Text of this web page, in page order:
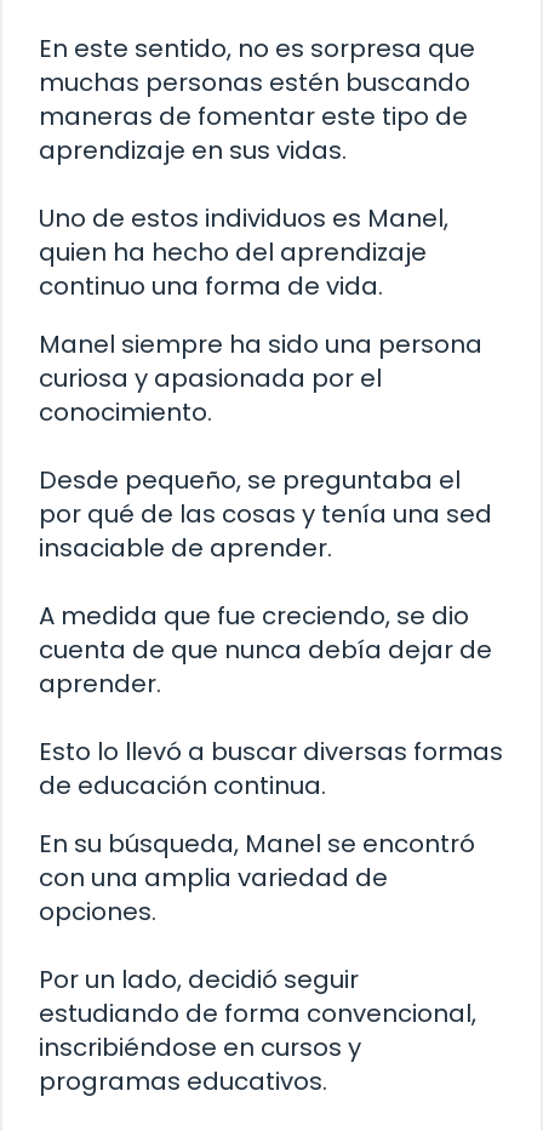
En este sentido, no es sorpresa que
muchas personas estén buscando
maneras de fomentar este tipo de
aprendizaje en sus vidas.
Uno de estos individuos es Manel,
quien ha hecho del aprendizaje
continuo una forma de vida.
Manel siempre ha sido una persona
curiosa y apasionada por el
conocimiento.
Desde pequeño, se preguntaba el
por qué de las cosas y tenía una sed
insaciable de aprender.
A medida que fue creciendo, se dio
cuenta de que nunca debía dejar de
aprender.
Esto lo llevó a buscar diversas formas
de educación continua.
En su búsqueda, Manel se encontró
con una amplia variedad de
opciones.
Por un lado, decidió seguir
estudiando de forma convencional,
inscribiéndose en cursos y
programas educativos.